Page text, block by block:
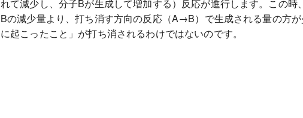
れて減少し、分子Bが生成して増加する）反応が進行します。この時
Bの減少量より、打ち消す方向の反応（A→B）で生成される量の方
に起こったこと」が打ち消されるわけではないのです。